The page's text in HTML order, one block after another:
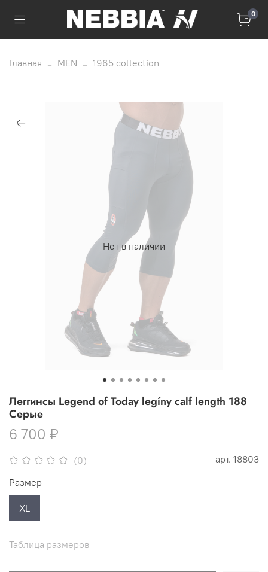
0
Главная MEN 1965 collection
Нет в наличии
(0) арт. 18803
Леггинсы Legend of Today legíny calf length 188
Серые
6 700 ₽
Таблица размеров
Размер
XL